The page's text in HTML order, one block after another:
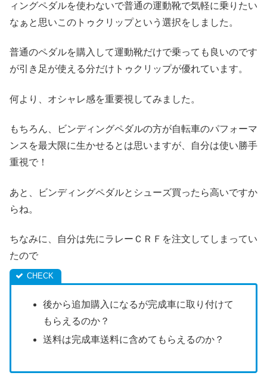
ィングペダルを使わないで普通の運動靴で気軽に乗りたい
なぁと思いこのトゥクリップという選択をしました。
普通のペダルを購入して運動靴だけで乗っても良いのです
が引き足が使える分だけトゥクリップが優れています。
何より、オシャレ感を重要視してみました。
もちろん、ビンディングペダルの方が自転車のパフォーマ
ンスを最大限に生かせるとは思いますが、自分は使い勝手
重視で！
あと、ビンディングペダルとシューズ買ったら高いですか
らね。
ちなみに、自分は先にラレーＣＲＦを注文してしまってい
たので
後から追加購入になるが完成車に取り付けて
もらえるのか？
送料は完成車送料に含めてもらえるのか？